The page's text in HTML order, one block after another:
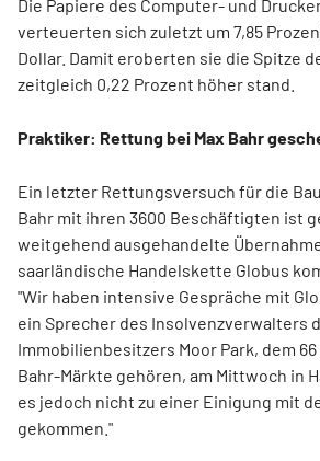
Die Papiere des Computer- und
verteuerten sich zuletzt um 7,85
Dollar. Damit eroberten sie die Spitze
zeitgleich 0,22 Prozent höher stand.
Praktiker: Rettung bei Max Bahr
Ein letzter Rettungsversuch für die
Bahr mit ihren 3600 Beschäftigten ist
weitgehend ausgehandelte
saarländische Handelskette Globus
"Wir haben intensive Gespräche mit
ein Sprecher des Insolvenzverwalters
Immobilienbesitzers Moor Park, dem
Bahr-Märkte gehören, am Mittwoch in
es jedoch nicht zu einer Einigung mit
gekommen."